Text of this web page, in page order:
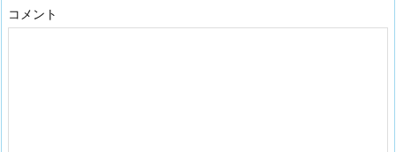
コメント